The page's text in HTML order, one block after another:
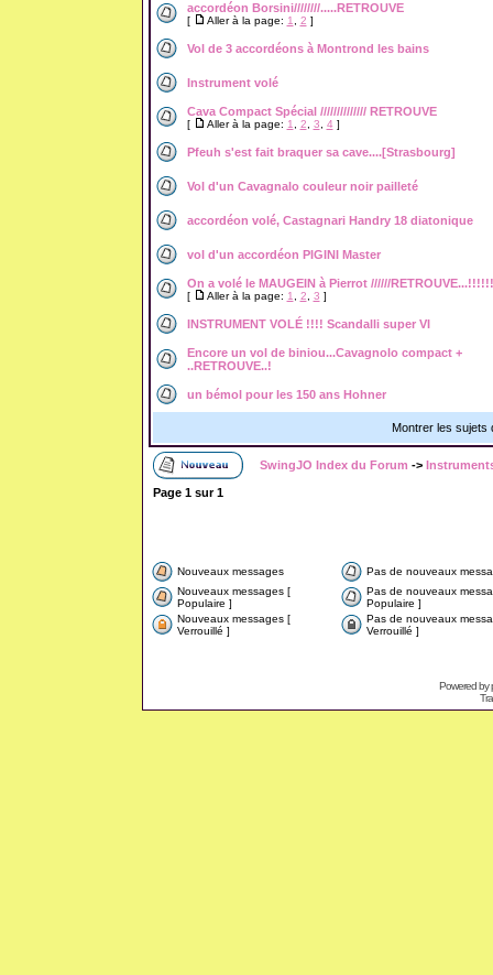
accordéon Borsini////////.....RETROUVE
[ Aller à la page: 1 2 ]
Vol de 3 accordéons à Montrond les bains
Instrument volé
Cava Compact Spécial ////////////// RETROUVE
[ Aller à la page: 1 2 3 4]
Pfeuh s'est fait braquer sa cave....[Strasbourg]
Vol d'un Cavagnalo couleur noir pailleté
accordéon volé, Castagnari Handry 18 diatonique
vol d'un accordéon PIGINI Master
On a volé le MAUGEIN à Pierrot //////RETROUVE...!!!!!!
[ Aller à la page: 1 2 3 ]
INSTRUMENT VOLÉ !!!! Scandalli super VI
Encore un vol de biniou...Cavagnolo compact +
..RETROUVE..!
un bémol pour les 150 ans Hohner
Montrer les sujets
SwingJO Index du Forum ->
Page 1sur1
Nouveaux messages
Pas de nouveaux
Nouveaux messages [
Populaire ]
Pas de nouveaux
Populaire ]
Nouveaux messages [
Verrouillé ]
Pas de nouveaux
Verrouillé ]
Powered by